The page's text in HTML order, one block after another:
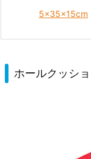
5×35×15cm
ホールクッシ